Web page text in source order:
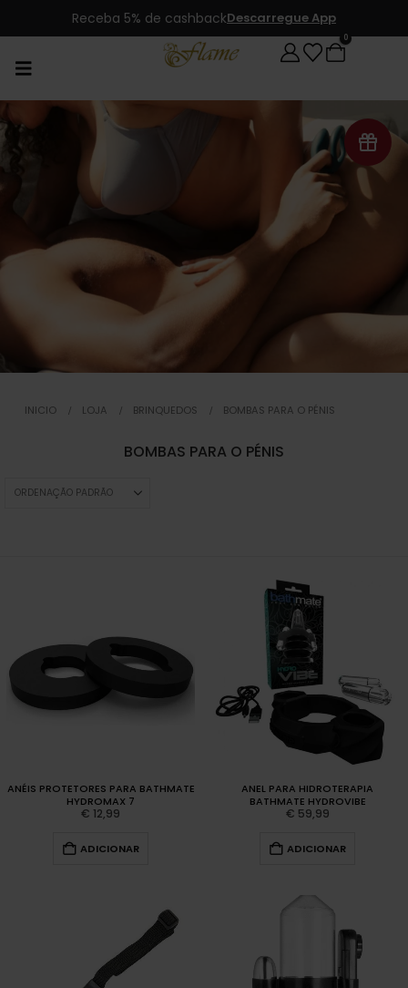
Produtos novos, todos os dias
0
INICIO LOJA BRINQUEDOS BOMBAS PARA O PÉNIS
BOMBAS PARA O PÉNIS
ANÉIS PROTETORES PARA BATHMATE
HYDROMAX 7
€ 12,99
ADICIONAR
ANEL PARA HIDROTERAPIA
BATHMATE HYDROVIBE
€ 59,99
ADICIONAR